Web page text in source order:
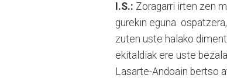
I.S.: Zoragarri irten zen
gurekin eguna
zuten uste halako
ekitaldiak ere uste
Lasarte-Andoain bertso